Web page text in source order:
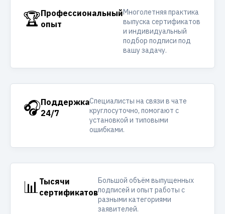
🏆Профессиональный
опыт
Многолетняя практика
выпуска сертификатов
и индивидуальный
подбор подписи под
вашу задачу.
🎧Поддержка
24/7
Специалисты на связи в чате
круглосуточно, помогают с
установкой и типовыми
ошибками.
📊 Тысячи
сертификатов
Большой объём выпущенных
подписей и опыт работы с
разными категориями
заявителей.